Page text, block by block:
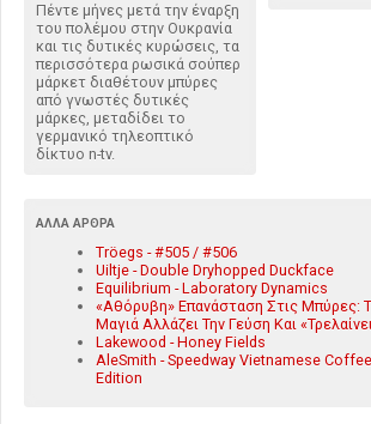
Πέντε μήνες μετά την έναρξη
του πολέμου στην Ουκρανία
και τις δυτικές κυρώσεις, τα
περισσότερα ρωσικά σούπερ
μάρκετ διαθέτουν μπύρες
από γνωστές δυτικές
μάρκες, μεταδίδει το
γερμανικό τηλεοπτικό
δίκτυο n-tv.
ΆΛΛΑ ΆΡΘΡΑ
Tröegs - #505 / #506
Uiltje - Double Dryhopped Duckface
Equilibrium - Laboratory Dynamics
«Αθόρυβη» Επανάσταση Στις Μπύρες:
Μαγιά Αλλάζει Την Γεύση Και
Lakewood - Honey Fields
AleSmith - Speedway Vietnamese
Edition